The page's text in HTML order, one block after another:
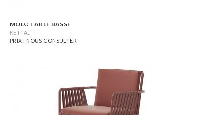
MOLO TABLE BASSE
KETTAL
PRIX : NOUS CONSULTER